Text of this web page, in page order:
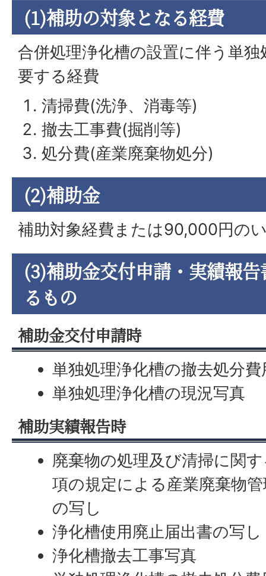
(1)補助の対象となる経費
合併処理浄化槽の設置に伴う単
要する経費
清掃費(洗浄、消毒等)
撤去工事費(掘削等)
処分費(産業廃棄物処分)
(2)補助金
補助対象経費または90,000円の
(3)補助金交付申請・実績報
るもの
補助金交付申請時
単独処理浄化槽の撤去処分
単独処理浄化槽の現況写真
補助実績報告時
廃棄物の処理及び清掃に関
項の規定による産業廃棄物
の写し
浄化槽使用廃止届出書の写し
浄化槽撤去工事写真